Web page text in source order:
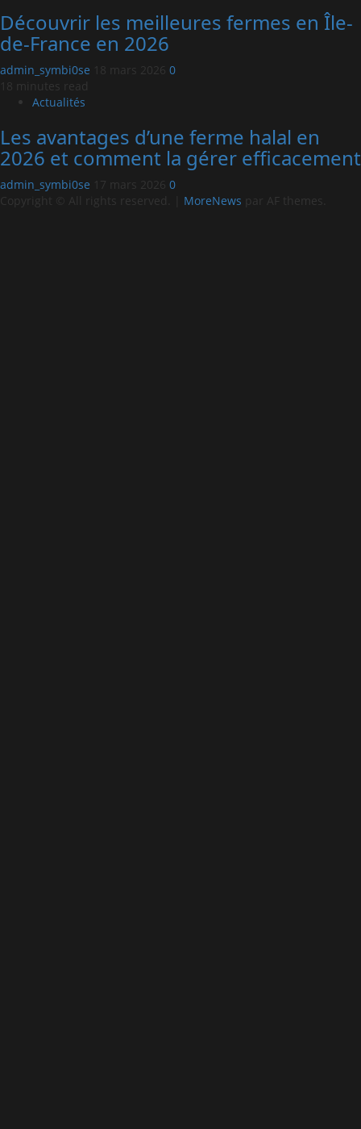
Découvrir les meilleures fermes en Île-
de-France en 2026
admin_symbi0se 18 mars 2026 0
18 minutes read
Actualités
Les avantages d’une ferme halal en
2026 et comment la gérer efficacement
admin_symbi0se 17 mars 2026 0
Copyright © All rights reserved.
MoreNews par AF themes.